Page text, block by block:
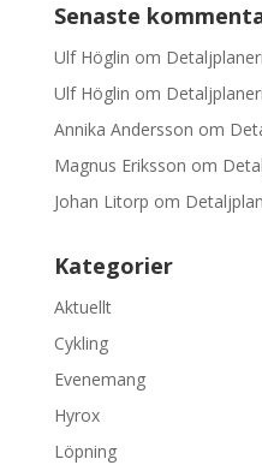
Senaste
Ulf Höglin om
Ulf Höglin om
Annika Andersson om
Magnus Eriksson om
Johan Litorp om
Kategorier
Aktuellt
Cykling
Evenemang
Hyrox
Löpning